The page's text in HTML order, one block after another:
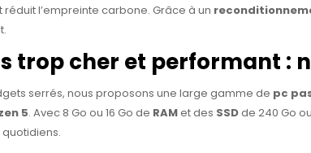
l’empreinte carbone. Grâce à un
trop cher et performant :
serrés, nous proposons une large gamme de pc
5. Avec 8 Go ou 16 Go de RAMet des SSDde 240 Go